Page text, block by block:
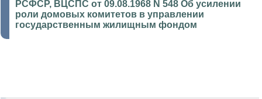
РСФСР, ВЦСПС от 09.08.1968 N 548 Об усилении
роли домовых комитетов в управлении
государственным жилищным фондом